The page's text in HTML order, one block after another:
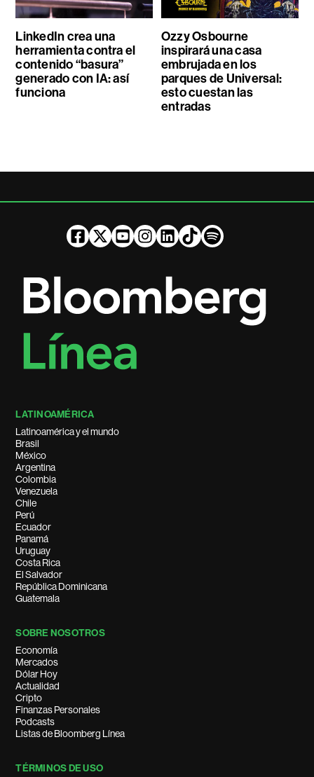
LinkedIn crea una
herramienta contra el
contenido “basura”
generado con IA: así
funciona
Ozzy Osbourne
inspirará una casa
embrujada en los
parques de Universal:
esto cuestan las
entradas
LATINOAMÉRICA
Latinoamérica y el mundo
Brasil
México
Argentina
Colombia
Venezuela
Chile
Perú
Ecuador
Panamá
Uruguay
Costa Rica
El Salvador
República Dominicana
Guatemala
SOBRE NOSOTROS
Economía
Mercados
Dólar Hoy
Actualidad
Cripto
Finanzas Personales
Podcasts
Listas de Bloomberg Línea
TÉRMINOS DE USO